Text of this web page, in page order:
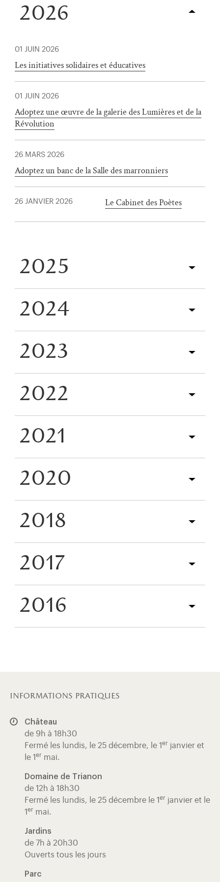
onglet)
nouvel onglet)
fenêtre modale)
de l'application (ouverture dans un nouvel onglet)
2026
01 JUIN 2026
Les initiatives solidaires et éducatives
01 JUIN 2026
Adoptez une œuvre de la galerie des Lumières et de la
Révolution
26 MARS 2026
Adoptez un banc de la Salle des marronniers
26 JANVIER 2026 Le Cabinet des Poètes
2025
2024
2023
2022
2021
2020
2018
2017
2016
informations pratiques
Château
de 9h à 18h30
Fermé les lundis, le 25 décembre, le 1 er janvier et
le 1 er mai.
Domaine de Trianon
de 12h à 18h30
Fermé les lundis, le 25 décembre le 1 er janvier et le
1 er mai.
Jardins
de 7h à 20h30
Ouverts tous les jours
Parc